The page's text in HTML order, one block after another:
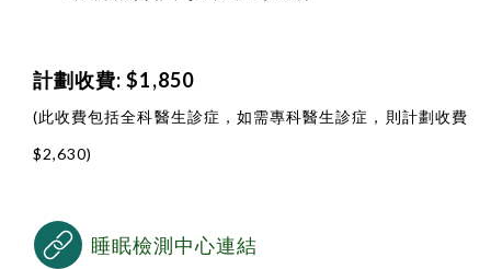
計劃收費: $1,850
(此收費包括全科醫生診症，如需專科醫生診症，則計劃收費
$2,630)
睡眠檢測中心連結